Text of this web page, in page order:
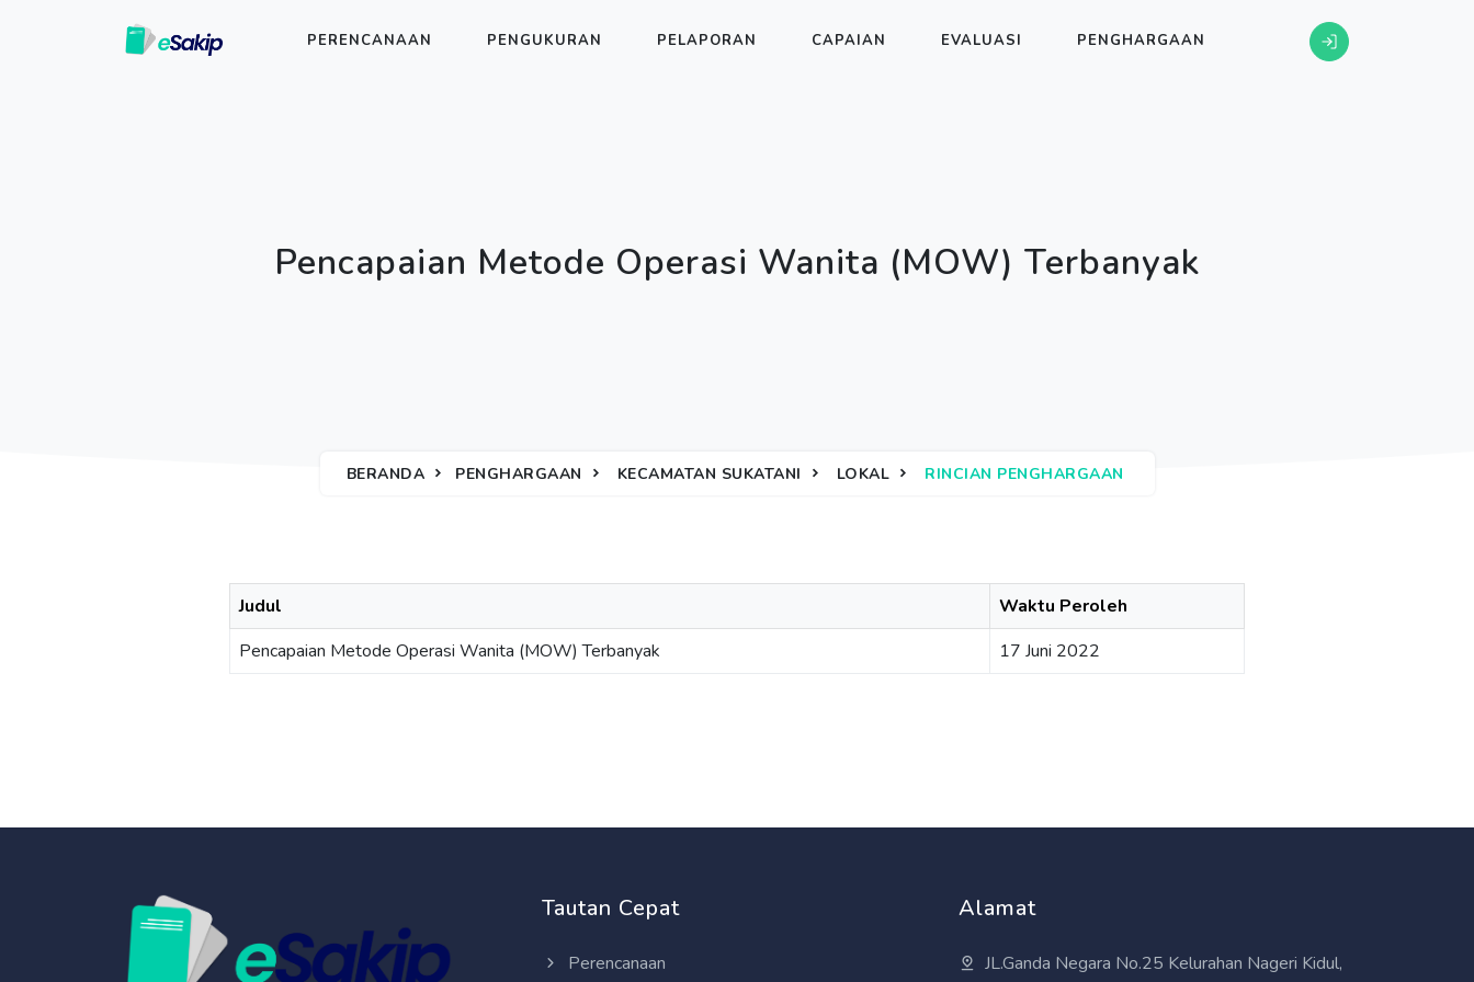
PERENCANAAN PENGUKURAN PELAPORAN CAPAIAN EVALUASI PENGHARGAAN
Pencapaian Metode Operasi Wanita (MOW) Terbanyak
BERANDA PENGHARGAAN KECAMATAN SUKATANI LOKAL RINCIAN PENGHARGAAN
Judul
Waktu Peroleh
Pencapaian Metode Operasi Wanita (MOW) Terbanyak
17 Juni 2022
Tautan Cepat
Perencanaan
Alamat
JL.Ganda Negara No.25 Kelurahan Nageri Kidul,